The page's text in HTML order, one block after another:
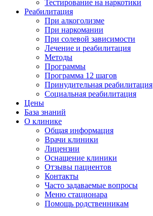
Тестирование на наркотики
Реабилитация
При алкоголизме
При наркомании
При солевой зависимости
Лечение и реабилитация
Методы
Программы
Программа 12 шагов
Принудительная реабилитация
Социальная реабилитация
Цены
База знаний
О клинике
Общая информация
Врачи клиники
Лицензии
Оснащение клиники
Отзывы пациентов
Контакты
Часто задаваемые вопросы
Меню стационара
Помощь родственникам